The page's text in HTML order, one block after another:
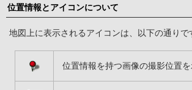
位置情報とアイコンについて
地図上に表示されるアイコンは、以下の通りで
位置情報を持つ画像の撮影位置を